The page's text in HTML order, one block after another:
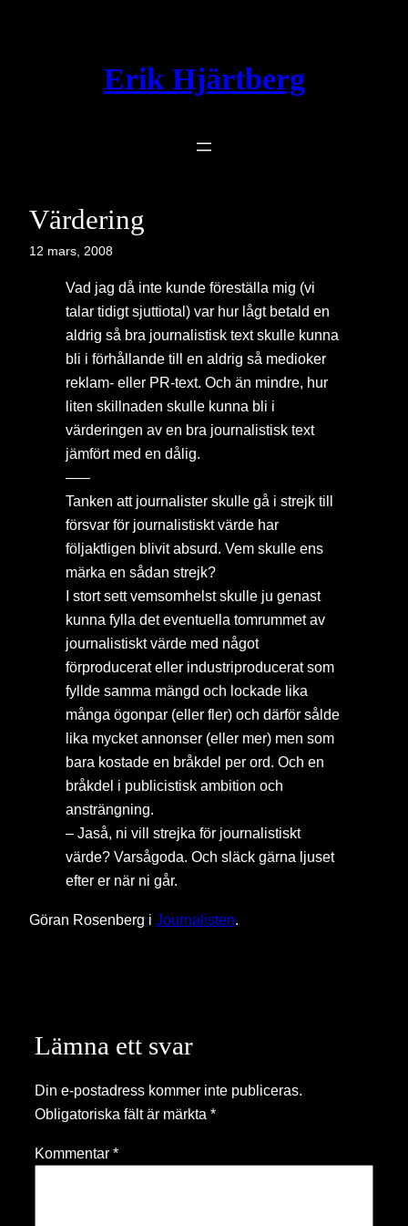
Erik Hjärtberg
Värdering
12 mars, 2008
Vad jag då inte kunde föreställa mig (vi
talar tidigt sjuttiotal) var hur lågt betald en
aldrig så bra journalistisk text skulle kunna
bli i förhållande till en aldrig så medioker
reklam- eller PR-text. Och än mindre, hur
liten skillnaden skulle kunna bli i
värderingen av en bra journalistisk text
jämfört med en dålig.
–––
Tanken att journalister skulle gå i strejk till
försvar för journalistiskt värde har
följaktligen blivit absurd. Vem skulle ens
märka en sådan strejk?
I stort sett vemsomhelst skulle ju genast
kunna fylla det eventuella tomrummet av
journalistiskt värde med något
förproducerat eller industriproducerat som
fyllde samma mängd och lockade lika
många ögonpar (eller fler) och därför sålde
lika mycket annonser (eller mer) men som
bara kostade en bråkdel per ord. Och en
bråkdel i publicistisk ambition och
ansträngning.
– Jaså, ni vill strejka för journalistiskt
värde? Varsågoda. Och släck gärna ljuset
efter er när ni går.
Göran Rosenberg i Journalisten
Lämna ett svar
Din e-postadress kommer inte publiceras.
Obligatoriska fält är märkta *
Kommentar *